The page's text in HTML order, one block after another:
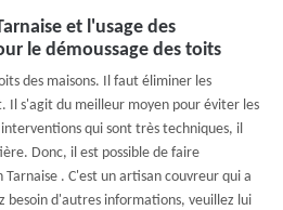
et l'usage des
le démoussage des toits
des maisons. Il faut éliminer les
Il s'agit du meilleur moyen pour éviter les
qui sont très techniques, il
Donc, il est possible de faire
. C'est un artisan couvreur qui a
besoin d'autres informations, veuillez lui